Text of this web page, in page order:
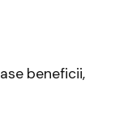
beneficii,